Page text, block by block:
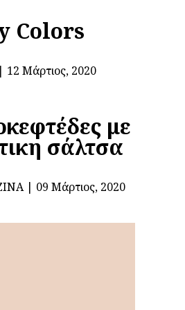
Colors
12 Μάρτιος, 2020
με
σάλτσα
09 Μάρτιος, 2020